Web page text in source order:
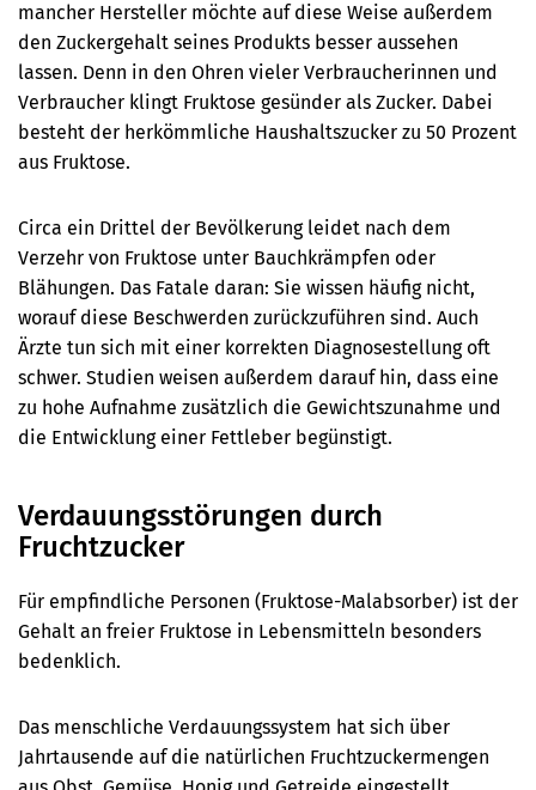
mancher Hersteller möchte auf diese Weise außerdem
den Zuckergehalt seines Produkts besser aussehen
lassen. Denn in den Ohren vieler Verbraucherinnen und
Verbraucher klingt Fruktose gesünder als Zucker. Dabei
besteht der herkömmliche Haushaltszucker zu 50 Prozent
aus Fruktose.
Circa ein Drittel der Bevölkerung leidet nach dem
Verzehr von Fruktose unter Bauchkrämpfen oder
Blähungen. Das Fatale daran: Sie wissen häufig nicht,
worauf diese Beschwerden zurückzuführen sind. Auch
Ärzte tun sich mit einer korrekten Diagnosestellung oft
schwer. Studien weisen außerdem darauf hin, dass eine
zu hohe Aufnahme zusätzlich die Gewichtszunahme und
die Entwicklung einer Fettleber begünstigt.
Verdauungsstörungen durch
Fruchtzucker
Für empfindliche Personen (Fruktose-Malabsorber) ist der
Gehalt an freier Fruktose in Lebensmitteln besonders
bedenklich.
Das menschliche Verdauungssystem hat sich über
Jahrtausende auf die natürlichen Fruchtzuckermengen